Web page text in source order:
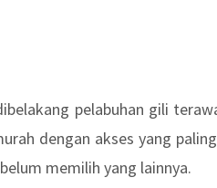
pelabuhan gili
dengan akses yang
memilih yang lainnya.